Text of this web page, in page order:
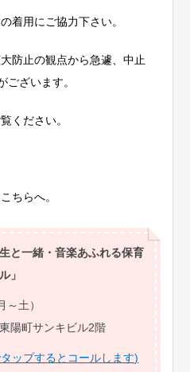
着用にご協力下さい。
防止の観点から急遽、中止
ございます。
ください。
ちらへ。
と一緒・音楽あふれる保育
」
～土）
陽町サンキビル2階
ップするとコールします)